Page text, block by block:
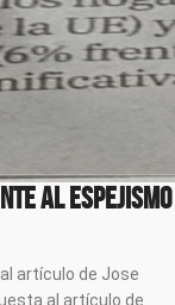
al espejismo
al artículo de Jose
al artículo de